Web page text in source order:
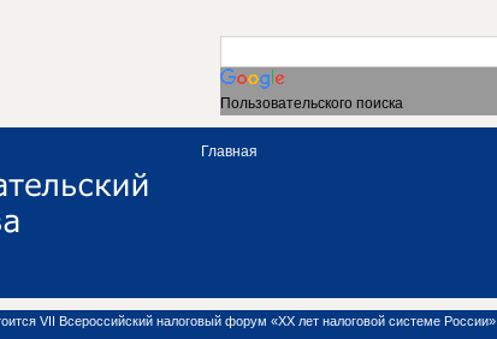
Пользовательского поиска
Главная
VII Всероссийский налоговый форум «XX лет налоговой системе России»